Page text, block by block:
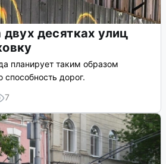
десятках улиц
планирует таким образом
дорог.
7